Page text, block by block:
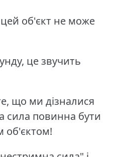
об'єкт не може
це звучить
що ми дізналися
сила повинна бути
об'єктом!